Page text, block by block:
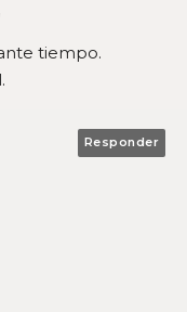
tiempo.
Responder